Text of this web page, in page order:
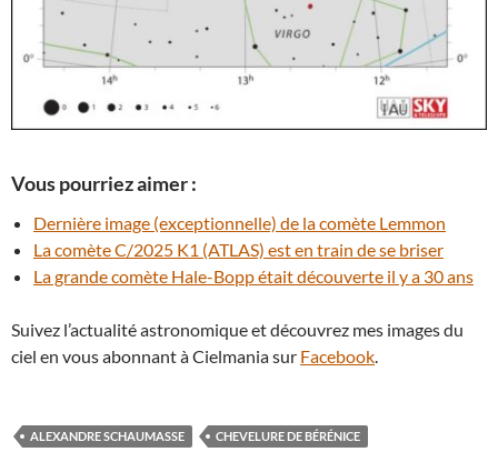
Vous pourriez aimer :
Dernière image (exceptionnelle) de la comète Lemmon
La comète C/2025 K1 (ATLAS) est en train de se briser
La grande comète Hale-Bopp était découverte il y a 30 ans
Suivez l’actualité astronomique et découvrez mes images du
ciel en vous abonnant à Cielmania sur Facebook
ALEXANDRE SCHAUMASSE CHEVELURE DE BÉRÉNICE